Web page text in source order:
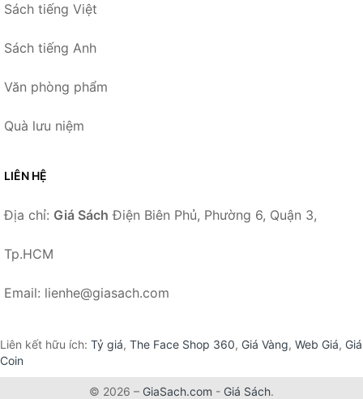
Sách tiếng Việt
Sách tiếng Anh
Văn phòng phẩm
Quà lưu niệm
LIÊN HỆ
Địa chỉ: Giá Sách Điện Biên Phủ, Phường 6, Quận 3,
Tp.HCM
Email: lienhe@giasach.com
Liên kết hữu ích: Tỷ giá, The Face Shop 360, Giá Vàng, Web Giá, Giá
Coin
© 2026 – GiaSach.com - Giá Sách.